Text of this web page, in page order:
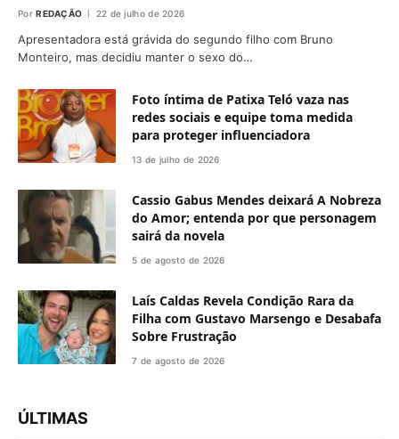
Por REDAÇÃO 22 de julho de 2026
Apresentadora está grávida do segundo filho com Bruno
Monteiro, mas decidiu manter o sexo do…
Foto íntima de Patixa Teló vaza nas
redes sociais e equipe toma medida
para proteger influenciadora
13 de julho de 2026
Cassio Gabus Mendes deixará A Nobreza
do Amor; entenda por que personagem
sairá da novela
5 de agosto de 2026
Laís Caldas Revela Condição Rara da
Filha com Gustavo Marsengo e Desabafa
Sobre Frustração
7 de agosto de 2026
ÚLTIMAS